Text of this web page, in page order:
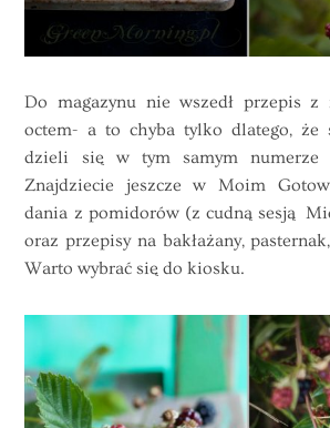
Do magazynu nie wszedł przepis z
octem- a to chyba tylko dlatego, że
dzieli się w tym samym numerze
Znajdziecie jeszcze w Moim
dania z pomidorów (z cudną sesją
oraz przepisy na bakłażany,
Warto wybrać się do kiosku.